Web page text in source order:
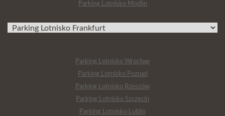
Parking Lotnisko Modlin
Parking Lotnisko Wrocław
Parking Lotnisko Poznań
Parking Lotnisko Rzeszów
Parking Lotnisko Szczecin
Parking Lotnisko Lublin